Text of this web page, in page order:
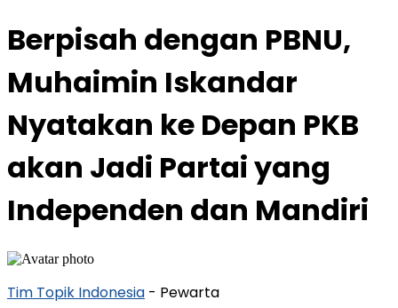
Berpisah dengan PBNU,
Muhaimin Iskandar
Nyatakan ke Depan PKB
akan Jadi Partai yang
Independen dan Mandiri
Tim Topik Indonesia - Pewarta